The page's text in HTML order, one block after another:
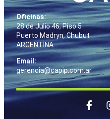
Oficinas:
28 de Julio 46, Piso 5
Puerto Madryn, Chubut
ARGENTINA
Email:
gerencia@capip.com.ar